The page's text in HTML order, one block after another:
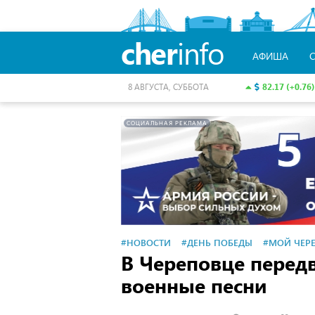
cherinfo АФИША
82.17 (+0.76)
8 АВГУСТА, СУББОТА
СОЦИАЛЬНАЯ РЕКЛАМА
#НОВОСТИ #ДЕНЬ ПОБЕДЫ #МОЙ
В Череповце
военные песни